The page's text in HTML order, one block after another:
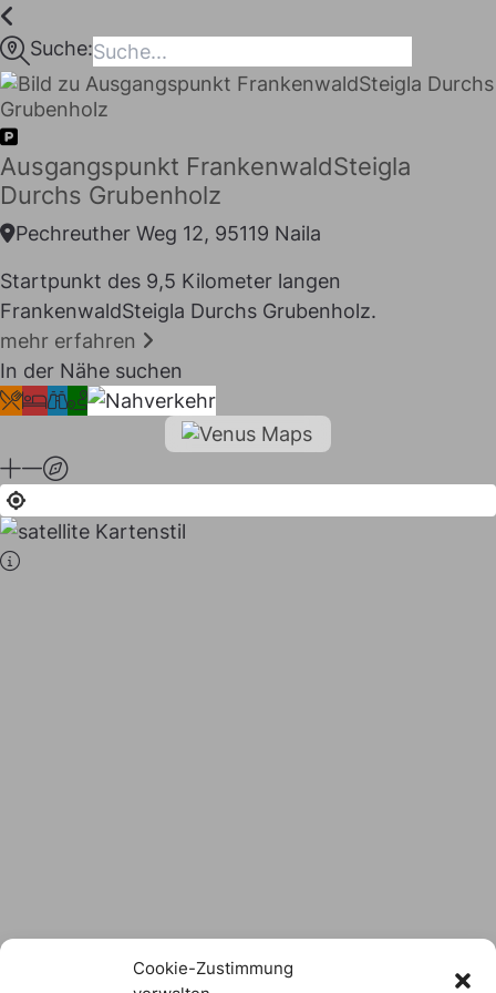
Cookie-Zustimmung
springen
maps
Suche:
Ausgangspunkt FrankenwaldSteigla
Durchs Grubenholz
Pechreuther Weg 12, 95119 Naila
Startpunkt des 9,5 Kilometer langen
FrankenwaldSteigla Durchs Grubenholz.
mehr erfahren
In der Nähe suchen
I LIKE
Logo Download